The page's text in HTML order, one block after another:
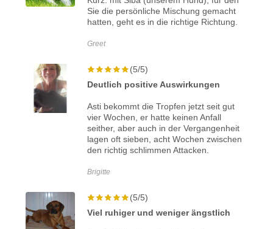
Sie die persönliche Mischung gemacht
hatten, geht es in die richtige Richtung.
Greet
(5/5)
Deutlich positive Auswirkungen
Asti bekommt die Tropfen jetzt seit gut
vier Wochen, er hatte keinen Anfall
seither, aber auch in der Vergangenheit
lagen oft sieben, acht Wochen zwischen
den richtig schlimmen Attacken.
Brigitte
(5/5)
Viel ruhiger und weniger ängstlich